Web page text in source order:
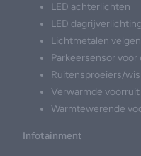
LED achterlichten
LED dagrijverlichting
Lichtmetalen velgen
Parkeersensor voor
Ruitensproeiers/
Verwarmde voorruit
Warmtewerende
Infotainment